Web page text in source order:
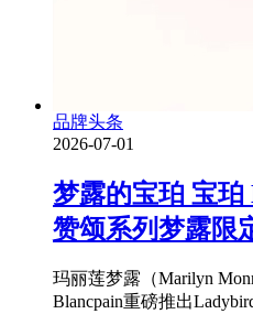
品牌头条
2026-07-01
梦露的宝珀 宝
赞颂系列梦露限
玛丽莲梦露（Marilyn
Blancpain重磅推出